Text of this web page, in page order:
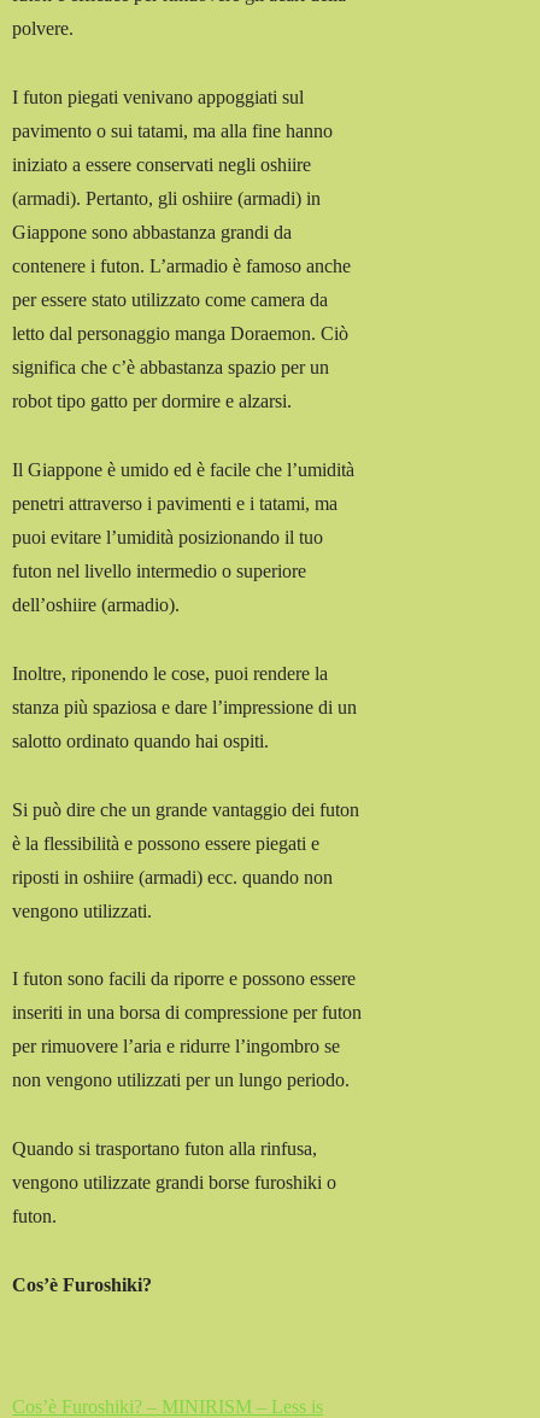
polvere.
I futon piegati venivano appoggiati sul
pavimento o sui tatami, ma alla fine hanno
iniziato a essere conservati negli oshiire
(armadi). Pertanto, gli oshiire (armadi) in
Giappone sono abbastanza grandi da
contenere i futon. L’armadio è famoso anche
per essere stato utilizzato come camera da
letto dal personaggio manga Doraemon. Ciò
significa che c’è abbastanza spazio per un
robot tipo gatto per dormire e alzarsi.
Il Giappone è umido ed è facile che l’umidità
penetri attraverso i pavimenti e i tatami, ma
puoi evitare l’umidità posizionando il tuo
futon nel livello intermedio o superiore
dell’oshiire (armadio).
Inoltre, riponendo le cose, puoi rendere la
stanza più spaziosa e dare l’impressione di un
salotto ordinato quando hai ospiti.
Si può dire che un grande vantaggio dei futon
è la flessibilità e possono essere piegati e
riposti in oshiire (armadi) ecc. quando non
vengono utilizzati.
I futon sono facili da riporre e possono essere
inseriti in una borsa di compressione per futon
per rimuovere l’aria e ridurre l’ingombro se
non vengono utilizzati per un lungo periodo.
Quando si trasportano futon alla rinfusa,
vengono utilizzate grandi borse furoshiki o
futon.
Cos’è Furoshiki?
Cos’è Furoshiki? – MINIRISM – Less is